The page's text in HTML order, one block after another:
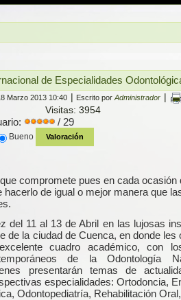
de Especialidades
Marzo 2013 10:40 Escrito por Administrador
Visitas: 3954
/ 29
Bueno
compromete pues en cada ocasión
hacerlo de igual o mejor manera que
del 11 al 13 de Abril en las lujosas
de la ciudad de Cuenca, en donde les
cuadro académico, con
de la Odontología
presentarán temas de
especialidades: Ortodoncia,
Odontopediatría, Rehabilitación